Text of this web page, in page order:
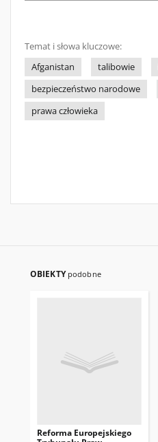
Temat i słowa kluczowe:
Afganistan
talibowie
bezpieczeństwo narodowe
prawa człowieka
OBIEKTY podobne
Reforma Europejskiego